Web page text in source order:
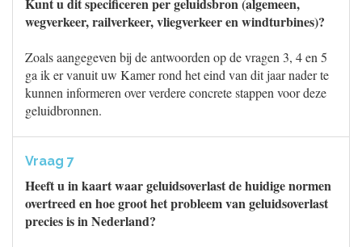
wegverkeer, railverkeer, vliegverkeer en windturbines)?
Zoals aangegeven bij de antwoorden op de vragen 3, 4 en 5
ga ik er vanuit uw Kamer rond het eind van dit jaar nader te
kunnen informeren over verdere concrete stappen voor deze
geluidbronnen.
Vraag 7
Heeft u in kaart waar geluidsoverlast de huidige normen
overtreed en hoe groot het probleem van geluidsoverlast
precies is in Nederland?